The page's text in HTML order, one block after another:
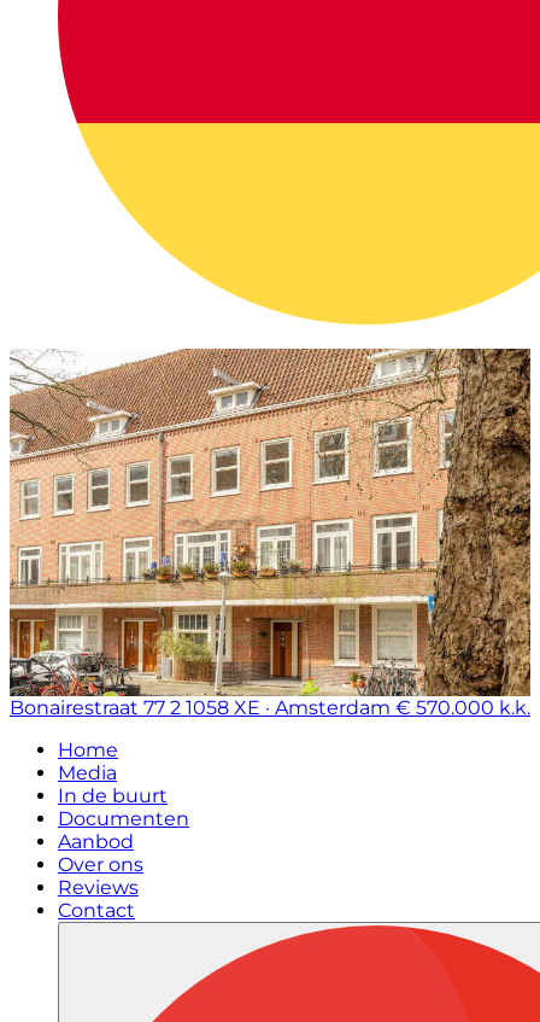
Bonairestraat 77 2 1058 XE · Amsterdam € 570.000 k.k.
Home
Media
In de buurt
Documenten
Aanbod
Over ons
Reviews
Contact